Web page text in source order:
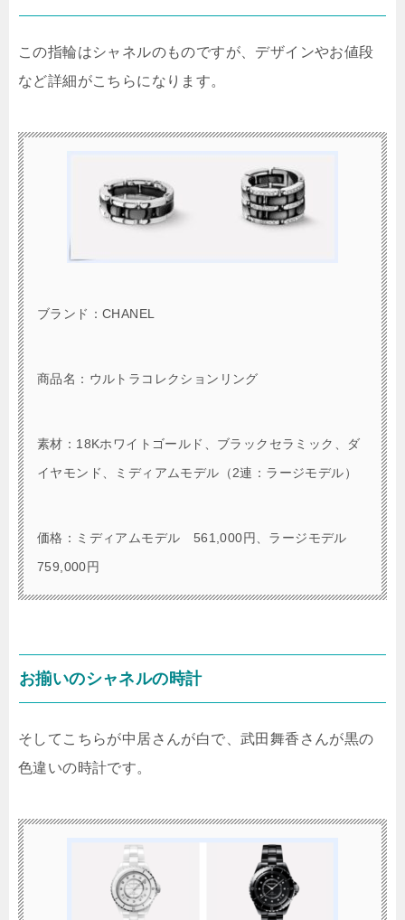
この指輪はシャネルのものですが、デザインやお値段
など詳細がこちらになります。
ブランド：CHANEL
商品名：ウルトラコレクションリング
素材：18Kホワイトゴールド、ブラックセラミック、ダ
イヤモンド、ミディアムモデル（2連：ラージモデル）
価格：ミディアムモデル 561,000円、ラージモデル
759,000円
お揃いのシャネルの時計
そしてこちらが中居さんが白で、武田舞香さんが黒の
色違いの時計です。